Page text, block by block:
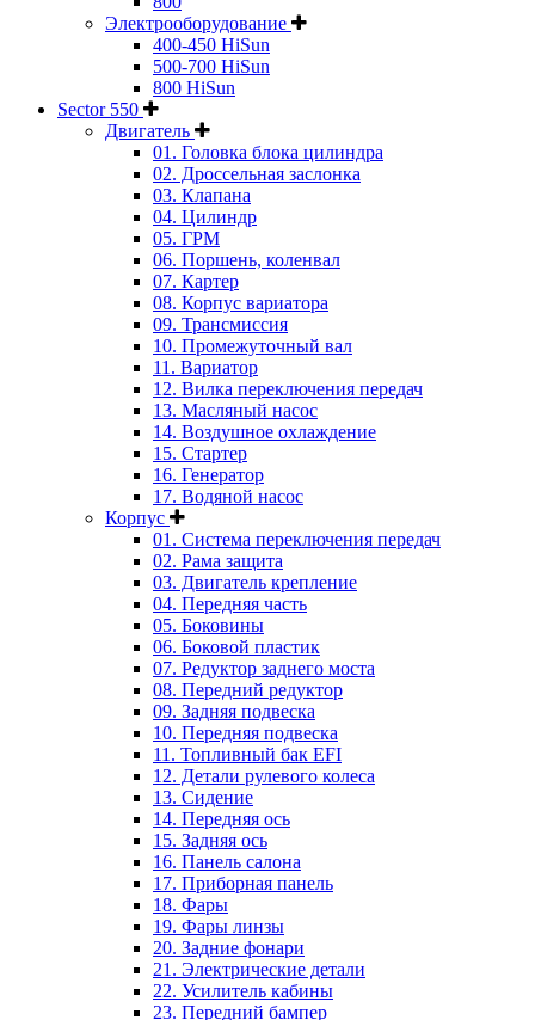
Электрооборудование
400-450 HiSun
500-700 HiSun
800 HiSun
Sector 550
Двигатель
01. Головка блока цилиндра
02. Дроссельная заслонка
03. Клапана
04. Цилиндр
05. ГРМ
06. Поршень, коленвал
07. Картер
08. Корпус вариатора
09. Трансмиссия
10. Промежуточный вал
11. Вариатор
12. Вилка переключения передач
13. Масляный насос
14. Воздушное охлаждение
15. Стартер
16. Генератор
17. Водяной насос
Корпус
01. Система переключения передач
02. Рама защита
03. Двигатель крепление
04. Передняя часть
05. Боковины
06. Боковой пластик
07. Редуктор заднего моста
08. Передний редуктор
09. Задняя подвеска
10. Передняя подвеска
11. Топливный бак EFI
12. Детали рулевого колеса
13. Сидение
14. Передняя ось
15. Задняя ось
16. Панель салона
17. Приборная панель
18. Фары
19. Фары линзы
20. Задние фонари
21. Электрические детали
22. Усилитель кабины
23. Передний бампер